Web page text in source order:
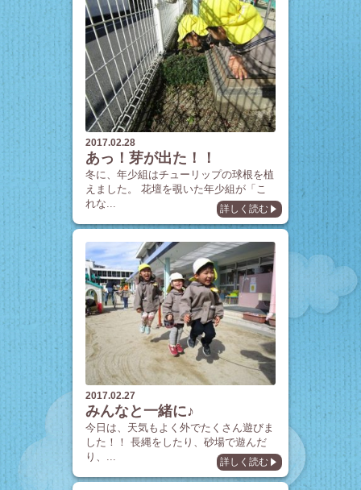
2017.02.28
あっ！芽が出た！！
冬に、年少組はチューリップの球根を植
えました。 花壇を覗いた年少組が「こ
れな...
詳しく読む
2017.02.27
みんなと一緒に♪
今日は、天気もよく外でたくさん遊びま
した！！ 長縄をしたり、砂場で遊んだ
り、...
詳しく読む